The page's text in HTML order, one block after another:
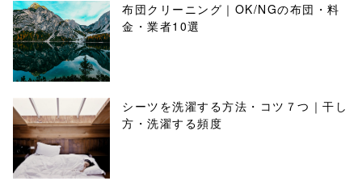
布団クリーニング｜OK/NGの布団・料
金・業者10選
シーツを洗濯する方法・コツ７つ｜干し
方・洗濯する頻度